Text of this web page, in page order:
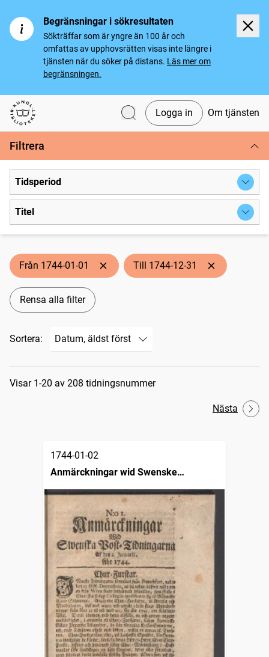
Begränsningar i sökresultaten
Sökträffar som är yngre än 100 år och
omfattas av upphovsrätten visas inte längre i
tjänsten när du söker på distans. Läs mer om
begränsningen.
Svenska tidningar
Logga in Om tjänsten
Filtrera
Tidsperiod
Titel
Från 1744-01-01 Till 1744-12-31
Rensa alla filter
Sortera:
Sökresultat
Visar 1-20 av 208 tidningsnummer
Nästa
1744-01-02
Anmärckningar wid Swenske
posttidningarne